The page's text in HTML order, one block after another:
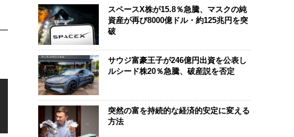
スペースX株が15.8％急騰、マスクの純
資産が再び8000億ドル・約125兆円を突
破
サウジ富豪王子が246億円出資を公表し
ルシード株20％急騰、破産説を否定
突然の富を持続的な経済的安定に変える
方法